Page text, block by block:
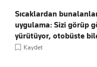
Sıcaklardan
uygulama: Sizi görüp
yürütüyor, otobüste
Kaydet